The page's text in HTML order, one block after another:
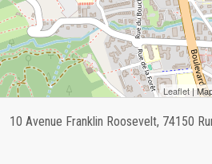
Leaflet |
10 Avenue Franklin Roosevelt, 74150